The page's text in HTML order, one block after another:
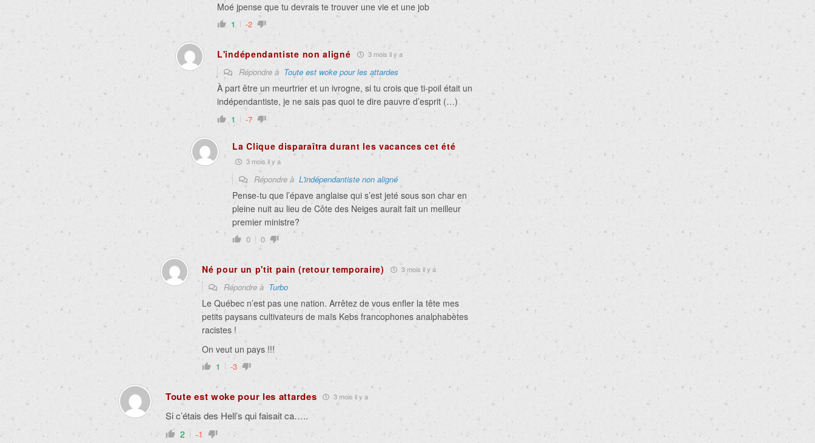
Moé jpense que tu devrais te trouver une vie et une job
1 -2
L'indépendantiste non aligné 3 mois il y a
Répondre à Toute est woke pour les attardes
À part être un meurtrier et un ivrogne, si tu crois que ti-poil était un
indépendantiste, je ne sais pas quoi te dire pauvre d’esprit (…)
1 -7
La Clique disparaîtra durant les vacances cet été
3 mois il y a
Répondre à L'indépendantiste non aligné
Pense-tu que l’épave anglaise qui s’est jeté sous son char en
pleine nuit au lieu de Côte des Neiges aurait fait un meilleur
premier ministre?
0 0
Né pour un p'tit pain (retour temporaire) 3 mois il y a
Répondre à Turbo
Le Québec n’est pas une nation. Arrêtez de vous enfler la tête mes
petits paysans cultivateurs de maïs Kebs francophones analphabètes
racistes !
On veut un pays !!!
1 -3
Toute est woke pour les attardes 3 mois il y a
Si c’étais des Hell’s qui faisait ca…..
2 -1